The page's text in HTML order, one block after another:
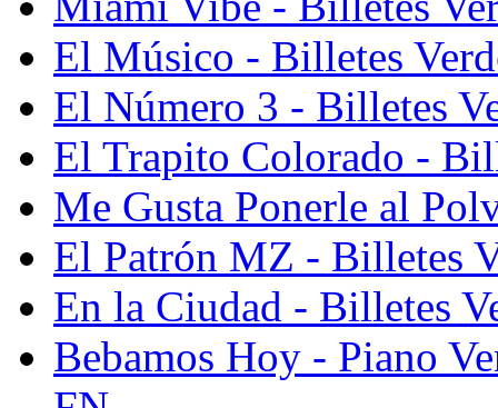
El Músico - Billetes
El Número 3 - Billetes
El Trapito Colorado -
Me Gusta Ponerle al
El Patrón MZ - Billetes
En la Ciudad - Billetes
Bebamos Hoy - Piano